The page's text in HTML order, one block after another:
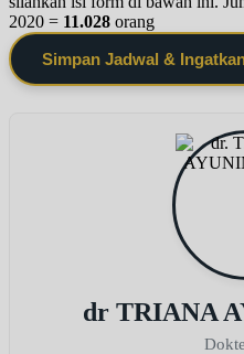
2020 = 11.028 orang
Simpan Jadwal &
dr TRIANA